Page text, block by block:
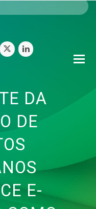
twitterlinkedin
DA
DE
E-